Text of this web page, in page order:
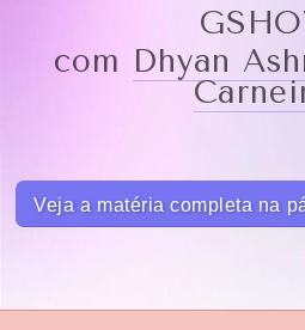
com Dhyan
Veja a matéria completa na